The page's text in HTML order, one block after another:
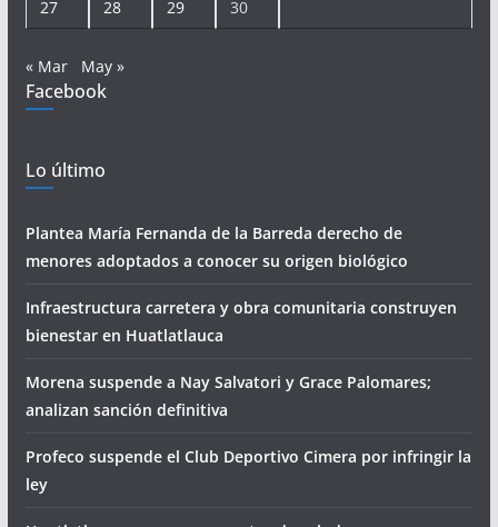
27 28 29 30
« Mar May »
Facebook
Lo último
Plantea María Fernanda de la Barreda derecho de
menores adoptados a conocer su origen biológico
Infraestructura carretera y obra comunitaria construyen
bienestar en Huatlatlauca
Morena suspende a Nay Salvatori y Grace Palomares;
analizan sanción definitiva
Profeco suspende el Club Deportivo Cimera por infringir la
ley